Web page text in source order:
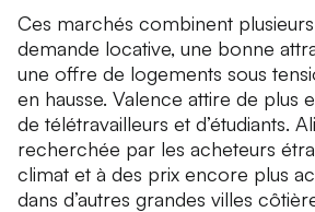
Ces marchés combinent
demande locative, une bonne
une offre de logements sous
en hausse. Valence attire de plus
de télétravailleurs et d’étudiants.
recherchée par les acheteurs
climat et à des prix encore plus
dans d’autres grandes villes